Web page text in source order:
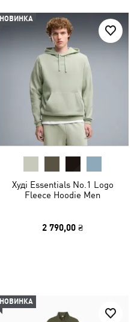
НОВИНКА
Худі Essentials No.1 Logo
Fleece Hoodie Men
2 790,00 ₴
НОВИНКА